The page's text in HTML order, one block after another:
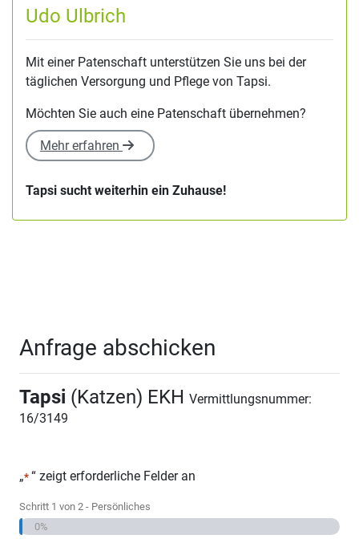
Udo Ulbrich
Mit einer Patenschaft unterstützen Sie uns bei der
täglichen Versorgung und Pflege von Tapsi.
Möchten Sie auch eine Patenschaft übernehmen?
Mehr erfahren
Tapsi sucht weiterhin ein Zuhause!
Anfrage abschicken
Tapsi (Katzen) EKH Vermittlungsnummer:
16/3149
„* “ zeigt erforderliche Felder an
Schritt 1 von 2 - Persönliches
0%